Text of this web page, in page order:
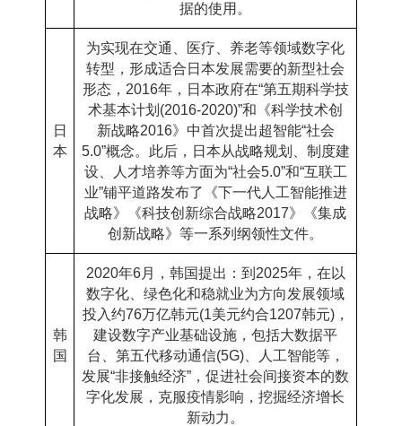
据的使用。
日
本
为实现在交通、医疗、养老等领域数字化
转型，形成适合 日本发展需要的新型社会
形态， 2016年， 日本政府在“第五期科学技
术基本计划 (2016-2020)”和《科学技术创
新战略2016》中首次提出超智能“社会
5.0”概念。此后， 日本从战略规划、制度建
设、人才培养等方面为“社会5.0”和“互联工
业”铺平道路发布了《下一代人工智能推进
战略》《科技创新综合战略2017》《集成
创新战略》等一系列纲领性文件。
韩
国
2020年6月， 韩国提出：到 2025年，在以
数字化、绿色化和稳就业为方向发展领域
投入约76万亿韩元(1美元约合1207韩元)，
建设数字产业基础设施，包括大数据平
台、第五代移动通信(5G)、人工智能等，
发展“非接触经济”，促进社会间接资本的数
字化发展，克服疫情影响，挖掘经济增长
新动力。